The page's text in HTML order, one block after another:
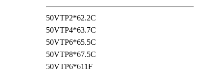
50VTP2*62.2C
50VTP4*63.7C
50VTP6*65.5C
50VTP8*67.5C
50VTP6*611F